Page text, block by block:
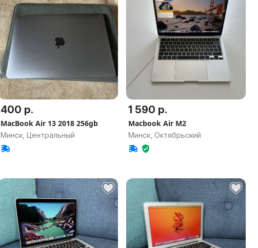
400 р.
MacBook Air 13 2018 256gb
Минск, Центральный
1 590 р.
Macbook Air M2
Минск, Октябрьский